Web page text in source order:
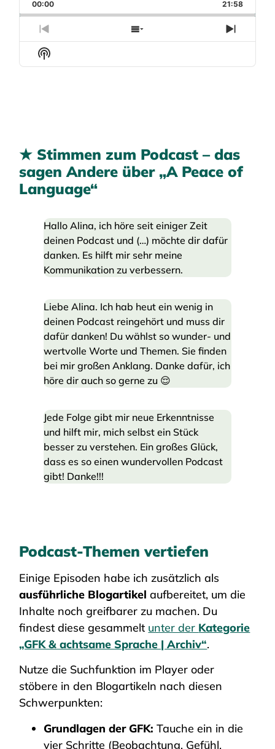
00:00 21:58
Previous EpisodeShow Episodes ListNext
Show Podcast Information
★ Stimmen zum Podcast – das
sagen Andere über „A Peace of
Language“
Hallo Alina, ich höre seit einiger Zeit
deinen Podcast und (…) möchte dir dafür
danken. Es hilft mir sehr meine
Kommunikation zu verbessern.
Liebe Alina. Ich hab heut ein wenig in
deinen Podcast reingehört und muss dir
dafür danken! Du wählst so wunder- und
wertvolle Worte und Themen. Sie finden
bei mir großen Anklang. Danke dafür, ich
höre dir auch so gerne zu 😌
Jede Folge gibt mir neue Erkenntnisse
und hilft mir, mich selbst ein Stück
besser zu verstehen. Ein großes Glück,
dass es so einen wundervollen Podcast
gibt! Danke!!!
Podcast-Themen vertiefen
Einige Episoden habe ich zusätzlich als
ausführliche Blogartikel aufbereitet, um die
Inhalte noch greifbarer zu machen. Du
findest diese gesammelt unter der Kategorie
„GFK & achtsame Sprache | Archiv“.
Nutze die Suchfunktion im Player oder
stöbere in den Blogartikeln nach diesen
Schwerpunkten:
Grundlagen der GFK: Tauche ein in die
vier Schritte (Beobachtung, Gefühl,